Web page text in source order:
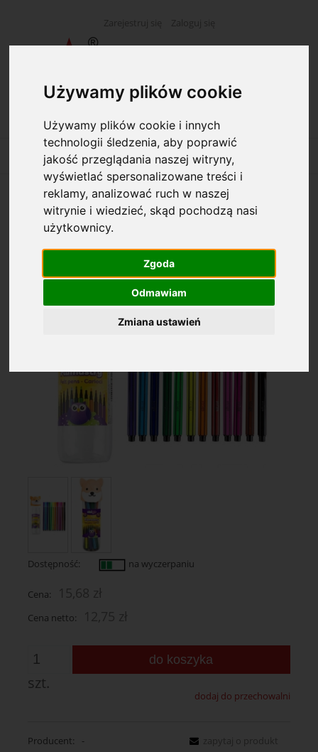
Używamy plików cookie
Używamy plików cookie i innych
technologii śledzenia, aby poprawić
jakość przeglądania naszej witryny,
wyświetlać spersonalizowane treści i
reklamy, analizować ruch w naszej
witrynie i wiedzieć, skąd pochodzą nasi
użytkownicy.
Zgoda
Odmawiam
Zmiana ustawień
Pisaki STRIGO 12 kolorów w tubie Lisek
Dostępność: na wyczerpaniu
Cena:
Cena netto:
szt.
do koszyka
dodaj do przechowalni
Producent:
-